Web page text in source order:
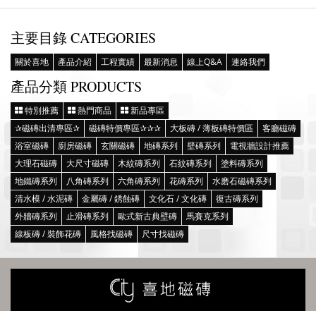
主要目錄 CATEGORIES
關於喜地 產品介紹 工程實績 最新消息 線上Q&A 連絡我們
產品分類 PRODUCTS
特別推薦 熱門商品
新品專區
✰磁磚出清專區✰
磁磚特價專區✰✰✰ 大板磚 / 薄板磚特價區
客廳磁磚
浴室磁磚
廚房磁磚 玄關磁磚 地磚系列 壁磚系列
電視牆設計推薦
大理石磁磚
大尺寸磁磚 木紋磚系列 石紋磚系列
塗料磚系列
地鐵磚系列
八角磚系列 六角磚系列 花磚系列
水磨石磁磚系列
清水模 / 水泥磚
金屬磚 / 銹蝕磚 文化石 / 文化磚
復古磚系列
外牆磚系列
止滑磚系列 歐式新古典壁磚
馬賽克系列
線板磚 / 裝飾花磚
風格找磁磚 尺寸找磁磚